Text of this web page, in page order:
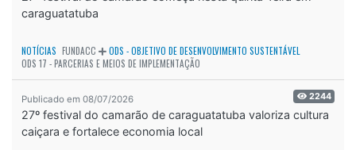
caraguatatuba
NOTÍCIAS FUNDACC
ODS - OBJETIVO DE DESENVOLVIMENTO SUSTENTÁVEL
ODS 17 - PARCERIAS E MEIOS DE IMPLEMENTAÇÃO
Publicado em 08/07/2026 2244
27º festival do camarão de caraguatatuba valoriza cultura
caiçara e fortalece economia local